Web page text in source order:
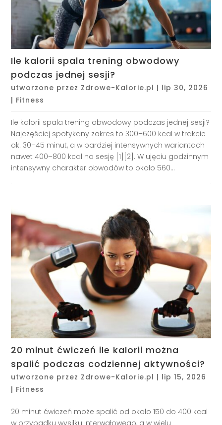
Ile kalorii spala trening obwodowy
podczas jednej sesji?
utworzone przez Zdrowe-Kalorie.pl | lip 30, 2026
| Fitness
Ile kalorii spala trening obwodowy podczas jednej sesji?
Najczęściej spotykany zakres to 300–600 kcal w trakcie
ok. 30–45 minut, a w bardziej intensywnych wariantach
nawet 400–800 kcal na sesję [1][2]. W ujęciu godzinnym
intensywny charakter obwodów to około 560...
20 minut ćwiczeń ile kalorii można
spalić podczas codziennej aktywności?
utworzone przez Zdrowe-Kalorie.pl | lip 15, 2026
| Fitness
20 minut ćwiczeń może spalić od około 150 do 400 kcal
w przypadku wysiłku interwałowego, a w wielu